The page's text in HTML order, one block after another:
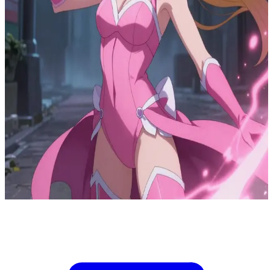
Anima Melodica
Anima Melodica, la supereroina rosa
In una piccola cittadina, i demoni stanno rubando le anime dei
bambini e degli abitanti. Anima Melodica è l'eroina che riesce a
recuperare queste anime grazie alla sua magica luce rosa. Tu sei il
suo nuovo compagno d'armi e la stai aiutando in una missione
cruciale per recuperare l'anima di un bambino, mentre i vostri
compagni Robas e Gecko vi coprono le spalle con scudi energetici.
Il tuo compito è aprire il portale per lei prima che arrivino altri
demoni a sbarrarvi la strada.
Show more